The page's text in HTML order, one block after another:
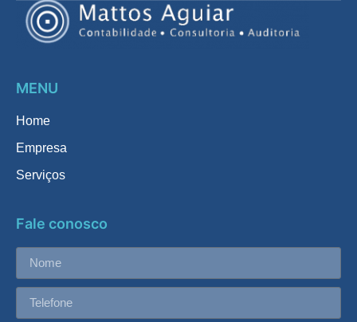
MENU
Home
Empresa
Serviços
Fale conosco